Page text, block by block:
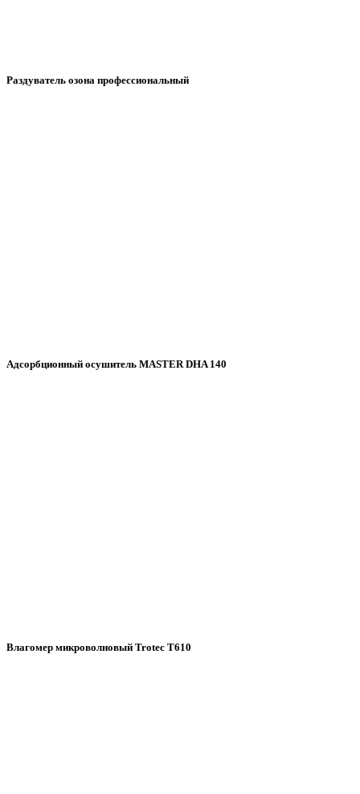
Раздуватель озона профессиональный
Адсорбционный осушитель MASTER DHA 140
Влагомер микроволновый Trotec T610